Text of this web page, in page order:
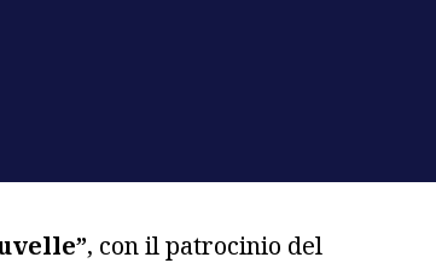
, con il patrocinio del